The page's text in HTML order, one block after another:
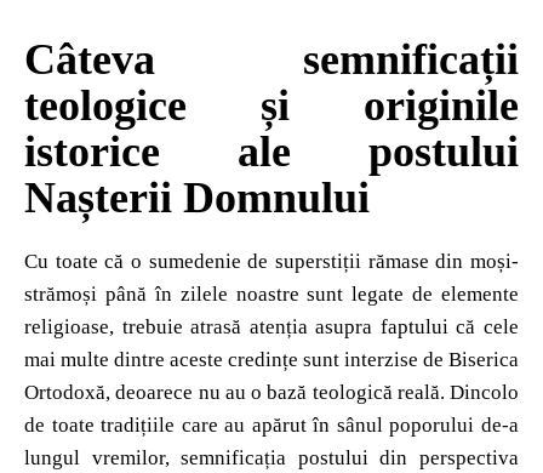
Câteva semnificații
teologice și originile
istorice ale postului
Nașterii Domnului
Cu toate că o sumedenie de superstiții rămase din moși-
strămoși până în zilele noastre sunt legate de elemente
religioase, trebuie atrasă atenția asupra faptului că cele
mai multe dintre aceste credințe sunt interzise de Biserica
Ortodoxă, deoarece nu au o bază teologică reală. Dincolo
de toate tradițiile care au apărut în sânul poporului de-a
lungul vremilor, semnificația postului din perspectiva